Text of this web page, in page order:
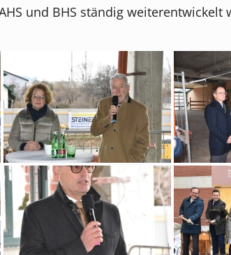
und BHS ständig weiterentwickelt